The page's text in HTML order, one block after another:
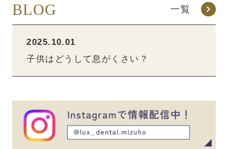
BLOG 一覧
2025.10.01
子供はどうして息がくさい？